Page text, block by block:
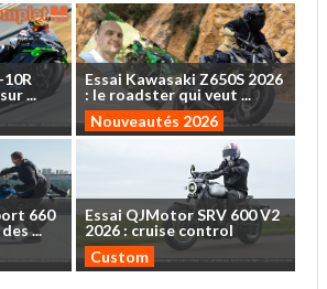
sur...
Essai Kawasaki Z650S 2026
: le roadsterquiveut ...
Nouveautés 2026
660
des...
EssaiQJMotorSRV 600V2
2026 : cruise control
Custom